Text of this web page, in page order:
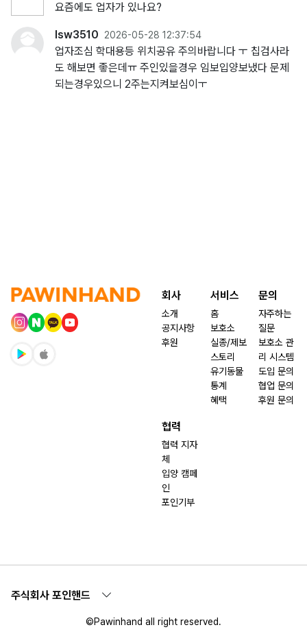
요즘에도 업자가 있나요?
lsw3510 2026-05-28 12:37:54
업자조심 학대용등 위치공유 주의바랍니다 ㅜ 칩검사라
도 해보면 좋은데ㅠ 주인있을경우 임보입양보냈다 문제
되는경우있으니 2주는지켜보심이ㅜ
회사
소개
공지사항
후원
서비스
홈
보호소
실종/제보
스토리
유기동물
통계
혜택
문의
자주하는
질문
보호소 관
리 시스템
도입 문의
협업 문의
후원 문의
협력
협력 지자
체
입양 캠페
인
포인기부
주식회사 포인핸드
©Pawinhand all right reserved.